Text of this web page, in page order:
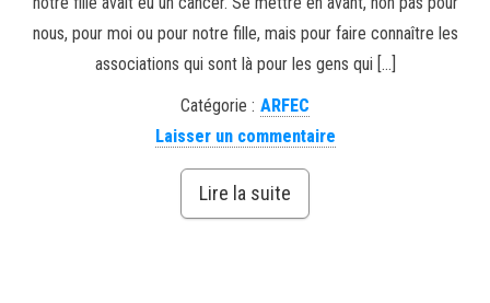
nous, pour moi ou pour notre fille, mais pour faire connaître les
associations qui sont là pour les gens qui […]
Catégorie : ARFEC
Laisser un commentaire
Lire la suite